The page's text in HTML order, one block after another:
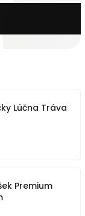
Lúčna Tráva
Premium